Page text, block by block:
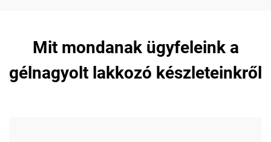
Mit mondanak ügyfeleink a
gélnagyolt lakkozó készleteinkről